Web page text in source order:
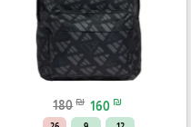
180 ₪ 160 ₪